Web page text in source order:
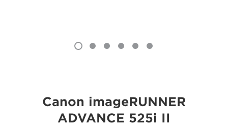
Canon imageRUNNER
ADVANCE 525i II